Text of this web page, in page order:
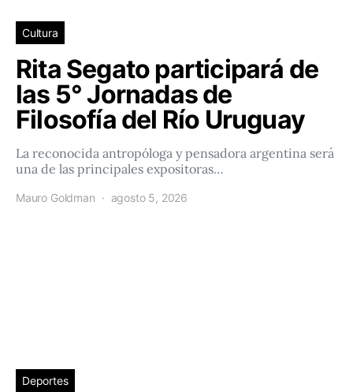
Cultura
Rita Segato participará de
las 5° Jornadas de
Filosofía del Río Uruguay
La reconocida antropóloga y pensadora argentina será
una de las principales expositoras…
Mauro Goldman agosto 5, 2026
Deportes